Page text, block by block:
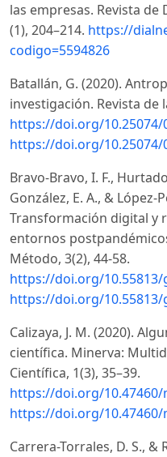
las empresas. Revista de
(1), 204–214. https://
codigo=5594826
Batallán, G. (2020).
investigación. Revista de
https://doi.org/10.25074/
https://doi.org/10.25074/
Bravo-Bravo, I. F.,
González, E. A., & López-
Transformación digital y
entornos
Método, 3(2), 44-58.
https://doi.org/
https://doi.org/
Calizaya, J. M. (2020).
científica. Minerva:
Científica, 1(3), 35–39.
https://doi.org/10.47460/
https://doi.org/10.47460/
Carrera-Torrales, D. S., &